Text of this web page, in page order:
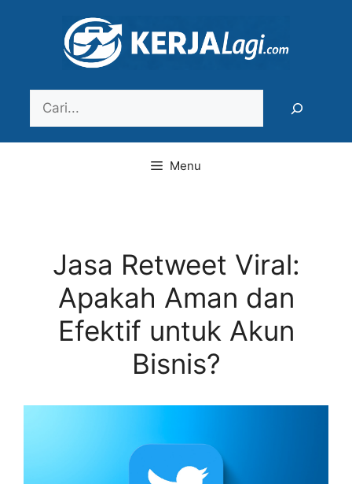
Menu
Jasa Retweet Viral:
Apakah Aman dan
Efektif untuk Akun
Bisnis?